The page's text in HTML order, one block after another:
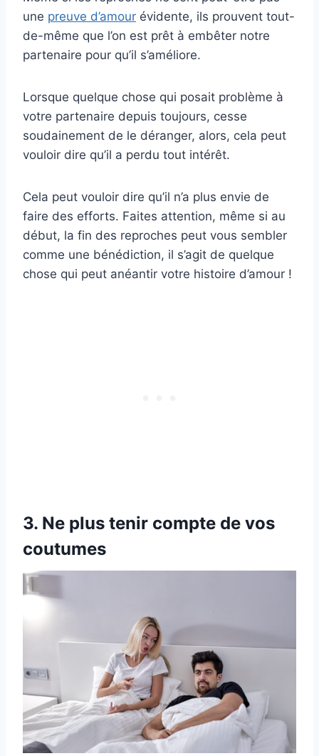
une preuve d’amour évidente, ils prouvent tout-
de-même que l’on est prêt à embêter notre
partenaire pour qu’il s’améliore.
Lorsque quelque chose qui posait problème à
votre partenaire depuis toujours, cesse
soudainement de le déranger, alors, cela peut
vouloir dire qu’il a perdu tout intérêt.
Cela peut vouloir dire qu’il n’a plus envie de
faire des efforts. Faites attention, même si au
début, la fin des reproches peut vous sembler
comme une bénédiction, il s’agit de quelque
chose qui peut anéantir votre histoire d’amour !
3. Ne plus tenir compte de vos
coutumes